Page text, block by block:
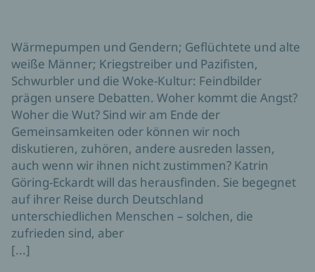
Wärmepumpen und Gendern; Geflüchtete und alte
weiße Männer; Kriegstreiber und Pazifisten,
Schwurbler und die Woke-Kultur: Feindbilder
prägen unsere Debatten. Woher kommt die Angst?
Woher die Wut? Sind wir am Ende der
Gemeinsamkeiten oder können wir noch
diskutieren, zuhören, andere ausreden lassen,
auch wenn wir ihnen nicht zustimmen? Katrin
Göring-Eckardt will das herausfinden. Sie begegnet
auf ihrer Reise durch Deutschland
unterschiedlichen Menschen – solchen, die
zufrieden sind, aber
[...]